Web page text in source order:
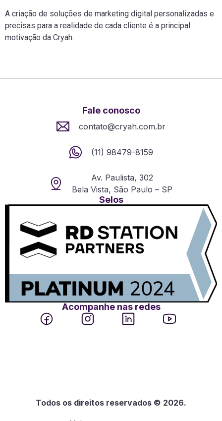
A criação de soluções de marketing digital personalizadas e
precisas para a realidade de cada cliente é a principal
motivação da Cryah.
Fale conosco
contato@cryah.com.br
(11) 98479-8159
Av. Paulista, 302
Bela Vista, São Paulo – SP
Selos
Acompanhe nas redes
Todos os direitos reservados © 2026.